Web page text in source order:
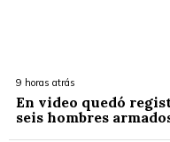
9 horas atrás
En video quedó
seis hombres